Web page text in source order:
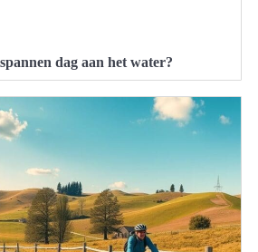
dag aan het water?